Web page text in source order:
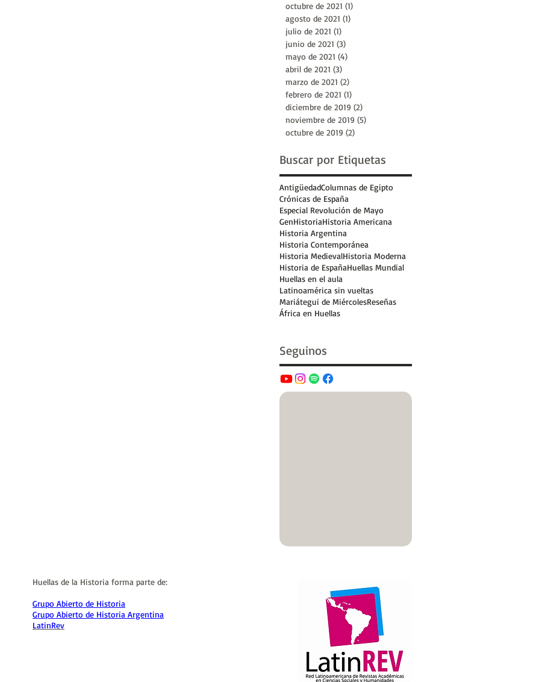
octubre de 2021 (1)
agosto de 2021 (1)
julio de 2021 (1)
junio de 2021 (3)
mayo de 2021 (4)
abril de 2021 (3)
marzo de 2021 (2)
febrero de 2021 (1)
diciembre de 2019 (2)
noviembre de 2019 (5)
octubre de 2019 (2)
Buscar por Etiquetas
AntigüedadColumnas de Egipto
Crónicas de España
Especial Revolución de Mayo
GenHistoriaHistoria Americana
Historia Argentina
Historia Contemporánea
Historia MedievalHistoria Moderna
Historia de EspañaHuellas Mundial
Huellas en el aula
Latinoamérica sin vueltas
Mariátegui de MiércolesReseñas
África en Huellas
Seguinos
Huellas de la Historia forma parte de:
Grupo Abierto de Historia
Grupo Abierto de Historia Argentina
LatinRev